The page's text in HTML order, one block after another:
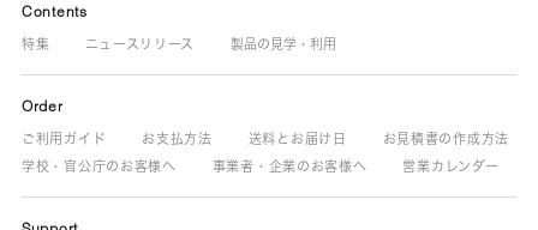
Contents
特集 ニュースリリース 製品の見学・利用
Order
ご利用ガイド お支払方法 送料とお届け日
お見積書の作成方法
学校・官公庁のお客様へ
事業者・企業のお客様へ 営業カレンダー